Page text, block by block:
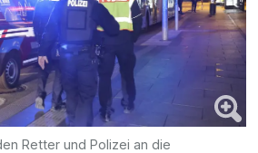
Retter und Polizei an die